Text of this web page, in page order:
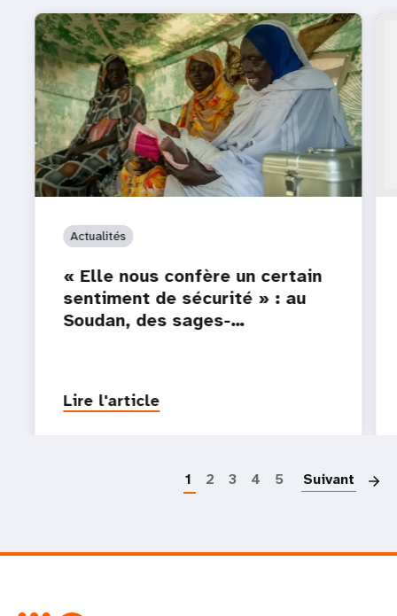
Actualités
« Elle nous confère un certain
sentiment de sécurité » : au
Soudan, des sages-…
Lire l'article
1 2 3 4 5 Suivant